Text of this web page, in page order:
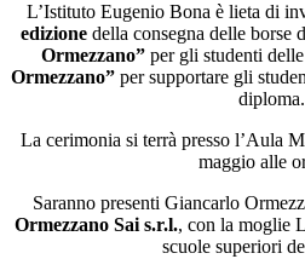
L’Istituto Eugenio Bona è lieta di
edizionedella consegna delle borse
Ormezzano” per gli studenti
Ormezzano” per supportare gli
diploma.
La cerimonia si terrà presso l’Aula
maggio alle
Saranno presenti Giancarlo
Ormezzano Sai s.r.l., con la moglie
scuole superiori